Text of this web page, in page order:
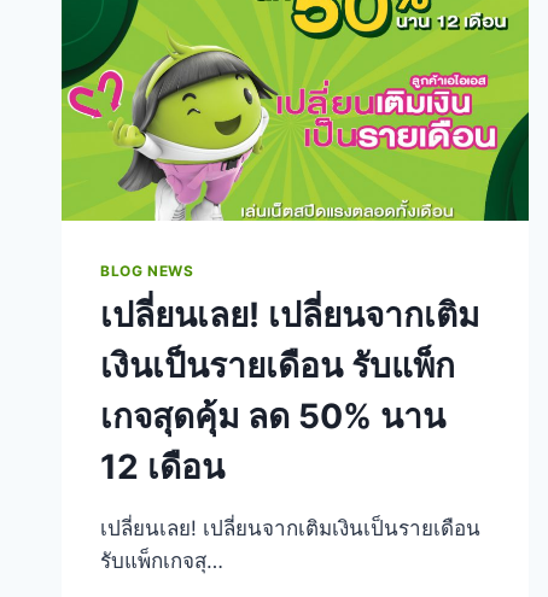
BLOG NEWS
เปลี่ยนเลย! เปลี่ยนจากเติม
เงินเป็นรายเดือน รับแพ็ก
เกจสุดคุ้ม ลด 50% นาน
12 เดือน
เปลี่ยนเลย! เปลี่ยนจากเติมเงินเป็นรายเดือน
รับแพ็กเกจสุ…